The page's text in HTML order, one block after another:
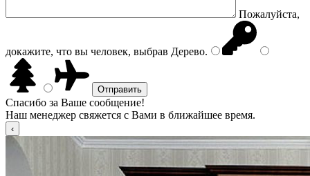
Пожалуйста,
докажите, что вы человек, выбрав Дерево.
Спасибо за Ваше сообщение!
Наш менеджер свяжется с Вами в ближайшее время.